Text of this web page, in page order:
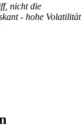
nicht die
- hohe Volatilität